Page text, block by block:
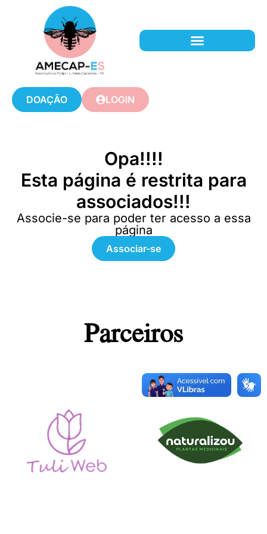
DOAÇÃO LOGIN
Opa!!!!
Esta página é restrita para
associados!!!
Associe-se para poder ter acesso a essa
página
Associar-se
Parceiros